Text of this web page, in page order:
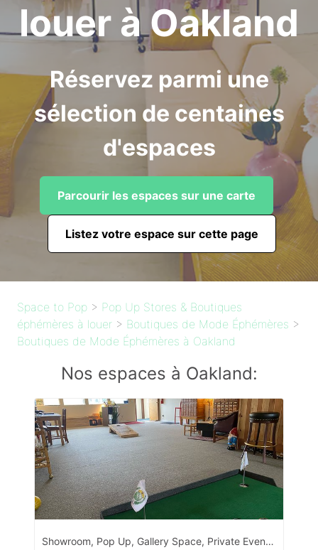
louer à Oakland
Réservez parmi une
sélection de centaines
d'espaces
Parcourir les espaces sur une carte
Listez votre espace sur cette page
Space to Pop > Pop Up Stores & Boutiques
éphémères à louer > Boutiques de Mode Éphémères >
Boutiques de Mode Éphémères à Oakland
Nos espaces à Oakland:
Showroom, Pop Up, Gallery Space, Private Event Space